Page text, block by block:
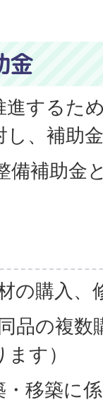
金
進するた
、補助
備補助金
の購入、
品の複
す）
移築に